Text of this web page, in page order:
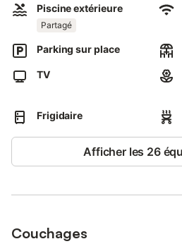
Cet appartement studio dispose de 2
parfaites pour se détendre en plein air.
partagées, notamment une piscine,
Un maximum de 2 animaux
Il est interdit de fumer dans cette
Le linge de lit peut être fourni sur
Piscine extérieure
Partagé
Parking sur place
TV
Frigidaire
Afficher les 26
Couchages